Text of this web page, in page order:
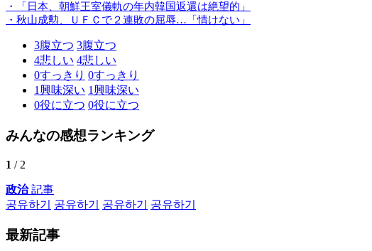
・「日本、朝鮮王室儀軌の年内韓国返還は絶望的」
・秋山成勲、ＵＦＣで２連敗の屈辱…「情けない」
3腹立つ 3腹立つ
4悲しい 4悲しい
0すっきり 0すっきり
1興味深い 1興味深い
0役に立つ 0役に立つ
みんなの感想ランキング
1 / 2
政治記事
공유하기
공유하기 공유하기 공유하기
最新記事